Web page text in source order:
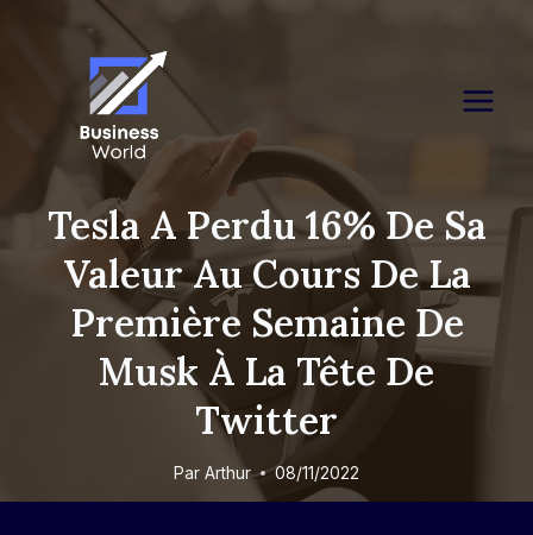
Tesla A Perdu 16% De Sa
Valeur Au Cours De La
Première Semaine De
Musk À La Tête De
Twitter
Par Arthur 08/11/2022